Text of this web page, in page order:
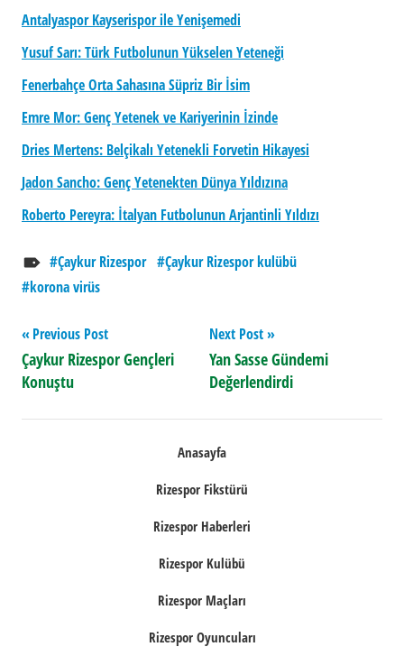
Antalyaspor Kayserispor ile Yenişemedi
Yusuf Sarı: Türk Futbolunun Yükselen Yeteneği
Fenerbahçe Orta Sahasına Süpriz Bir İsim
Emre Mor: Genç Yetenek ve Kariyerinin İzinde
Dries Mertens: Belçikalı Yetenekli Forvetin Hikayesi
Jadon Sancho: Genç Yetenekten Dünya Yıldızına
Roberto Pereyra: İtalyan Futbolunun Arjantinli Yıldızı
Çaykur Rizespor
Çaykur Rizespor kulübü
korona virüs
Yazı
gezinmesi
Previous Post
Çaykur Rizespor Gençleri
Konuştu
Next Post
Yan Sasse Gündemi
Değerlendirdi
Anasayfa
Rizespor Fikstürü
Rizespor Haberleri
Rizespor Kulübü
Rizespor Maçları
Rizespor Oyuncuları